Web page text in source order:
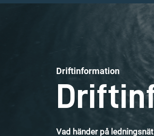
Driftinformation
Vad händer på